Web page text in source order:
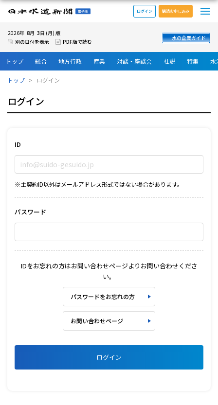
日本水道新聞 電子版
ログイン 購読お申し込み
2026年 8月 3日 (月) 版
別の日付を表示
PDF版で読む
水の企業ガイド
トップ 総合 地方行政 産業 対談・座談会 社説 特集 水
トップ ログイン
ログイン
ID
※主契約ID以外はメールアドレス形式ではない場合があります。
パスワード
IDをお忘れの方はお問い合わせページよりお問い合わせくださ
い。
パスワードをお忘れの方
お問い合わせページ
ログイン